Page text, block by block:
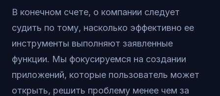
В конечном счете, о компании следует
судить по тому, насколько эффективно ее
инструменты выполняют заявленные
функции. Мы фокусируемся на создании
приложений, которые пользователь может
открыть, решить проблему менее чем за